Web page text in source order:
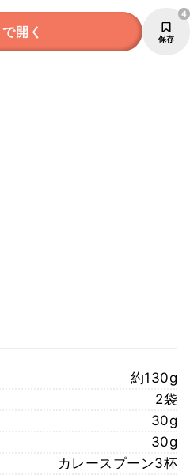
開く 保存
4
約130g
2袋
30g
30g
カレースプーン3杯